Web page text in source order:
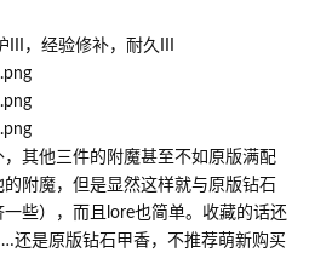
，经验修补，耐久III
其他三件的附魔甚至不如原版满配
的附魔，但是显然这样就与原版钻石
些），而且lore也简单。收藏的话还
还是原版钻石甲香，不推荐萌新购买